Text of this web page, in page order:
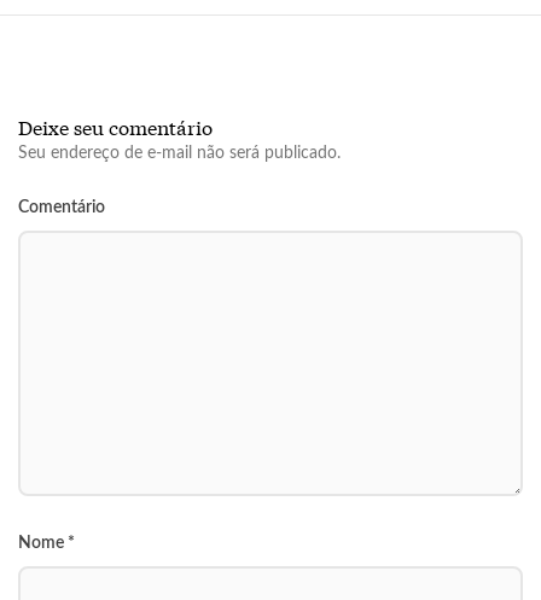
Deixe seu comentário
Seu endereço de e-mail não será publicado.
Comentário
Nome *